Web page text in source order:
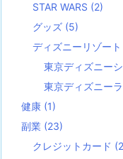
STAR WARS (2)
グッズ (5)
ディズニーリゾート
東京ディズニー
東京ディズニー
健康 (1)
副業 (23)
クレジットカード